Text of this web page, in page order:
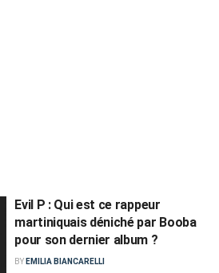
Evil P : Qui est ce rappeur
martiniquais déniché par Booba
pour son dernier album ?
BY EMILIA BIANCARELLI